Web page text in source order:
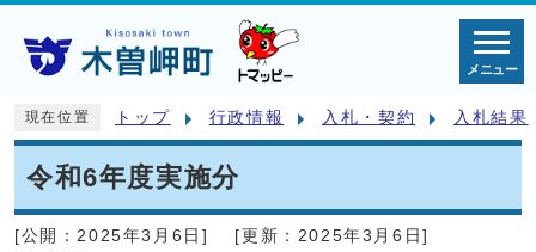
メニュー
現在位置 トップ 行政情報 入札・契約 入札結果
令和6年度実施分
[公開： 2025年3月6日 ] [更新： 2025年3月6日]